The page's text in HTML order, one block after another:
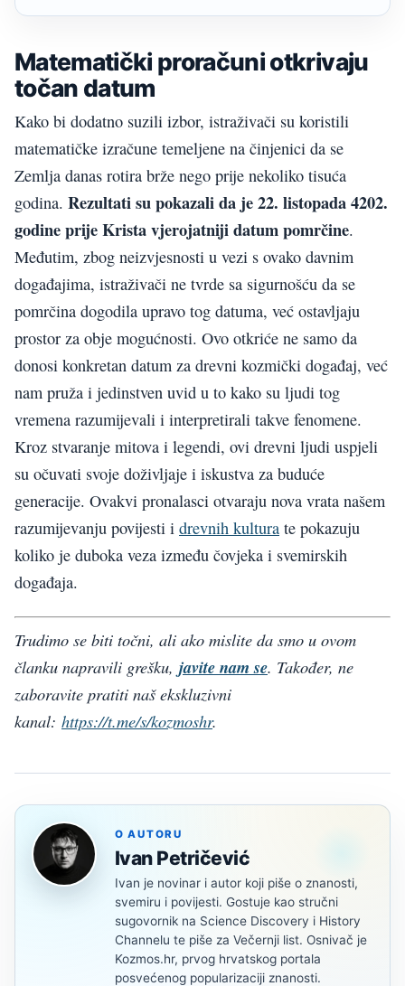
Matematički proračuni otkrivaju
točan datum
Kako bi dodatno suzili izbor, istraživači su koristili
matematičke izračune temeljene na činjenici da se
Zemlja danas rotira brže nego prije nekoliko tisuća
godina. Rezultati su pokazali da je 22. listopada 4202.
godine prije Krista vjerojatniji datum pomrčine.
Međutim, zbog neizvjesnosti u vezi s ovako davnim
događajima, istraživači ne tvrde sa sigurnošću da se
pomrčina dogodila upravo tog datuma, već ostavljaju
prostor za obje mogućnosti. Ovo otkriće ne samo da
donosi konkretan datum za drevni kozmički događaj, već
nam pruža i jedinstven uvid u to kako su ljudi tog
vremena razumijevali i interpretirali takve fenomene.
Kroz stvaranje mitova i legendi, ovi drevni ljudi uspjeli
su očuvati svoje doživljaje i iskustva za buduće
generacije. Ovakvi pronalasci otvaraju nova vrata našem
razumijevanju povijesti i drevnih kultura te pokazuju
koliko je duboka veza između čovjeka i svemirskih
događaja.
Trudimo se biti točni, ali ako mislite da smo u ovom
članku napravili grešku, javite nam se. Također, ne
zaboravite pratiti naš ekskluzivni
kanal: https://t.me/s/kozmoshr.
O AUTORU
Ivan Petričević
Ivan je novinar i autor koji piše o znanosti,
svemiru i povijesti. Gostuje kao stručni
sugovornik na Science Discovery i History
Channelu te piše za Večernji list. Osnivač je
Kozmos.hr, prvog hrvatskog portala
posvećenog popularizaciji znanosti.